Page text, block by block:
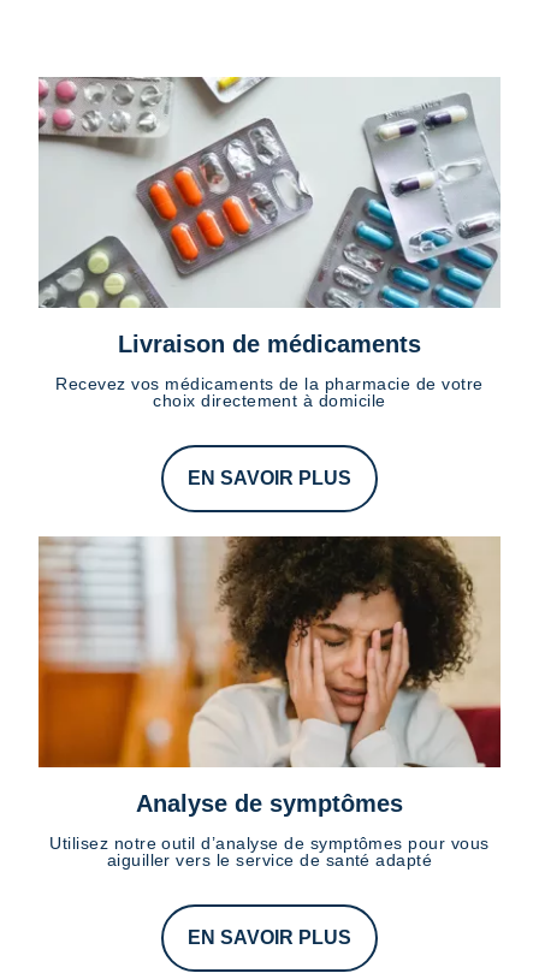
Livraison de médicaments
Recevez vos médicaments de la pharmacie de votre
choix directement à domicile
EN SAVOIR PLUS
Analyse de symptômes
Utilisez notre outil d’analyse de symptômes pour vous
aiguiller vers le service de santé adapté
EN SAVOIR PLUS